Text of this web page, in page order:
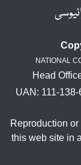
NATIONAL
Head
UAN: 111-
Reproduction
this web site in